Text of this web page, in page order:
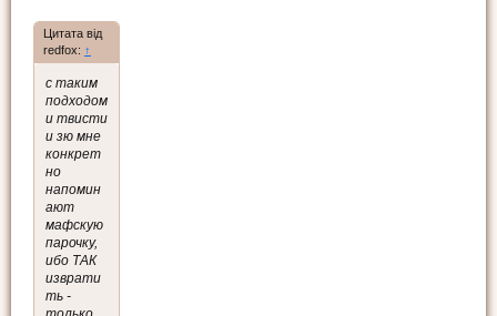
Цитата від
redfox: ↑
с таким
подходом
и твисти
и зю мне
конкрет
но
напомин
ают
мафскую
парочку,
ибо ТАК
изврати
ть -